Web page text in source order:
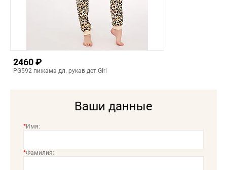
2460 ₽
PG592 пижама дл. рукав дет.Girl
Ваши данные
*Имя:
*Фамилия: